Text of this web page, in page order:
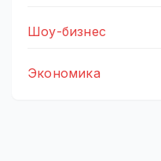
Шоу-бизнес
Экономика